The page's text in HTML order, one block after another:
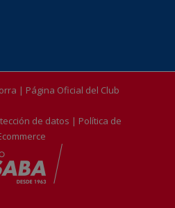
| Página Oficial del Club
de datos | Política de